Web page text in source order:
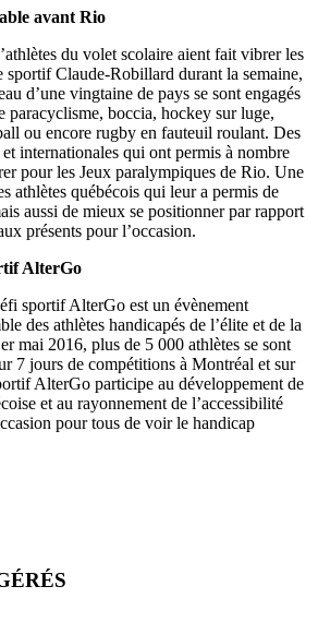
avant Rio
du volet scolaire aient fait vibrer les
sportif Claude-Robillard durant la semaine,
d’une vingtaine de pays se sont engagés
paracyclisme, boccia, hockey sur luge,
ou encore rugby en fauteuil roulant. Des
internationales qui ont permis à nombre
pour les Jeux paralympiques de Rio. Une
athlètes québécois qui leur a permis de
aussi de mieux se positionner par rapport
présents pour l’occasion.
AlterGo
sportif AlterGo est un évènement
des athlètes handicapés de l’élite et de la
mai 2016, plus de 5 000 athlètes se sont
7 jours de compétitions à Montréal et sur
AlterGo participe au développement de
et au rayonnement de l’accessibilité
pour tous de voir le handicap